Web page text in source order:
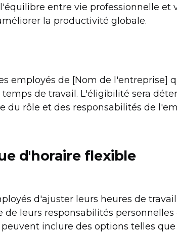
entre vie professionnelle et
la productivité globale.
employés de [Nom de l'entreprise]
de travail. L'éligibilité sera
du rôle et des responsabilités de
d'horaire flexible
d'ajuster leurs heures de
leurs responsabilités
inclure des options telles